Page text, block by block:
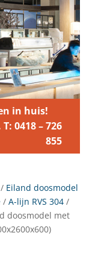
in huis!
0418 – 726
855
/ Eiland doosmodel
/ A-lijn RVS 304/
doosmodel met